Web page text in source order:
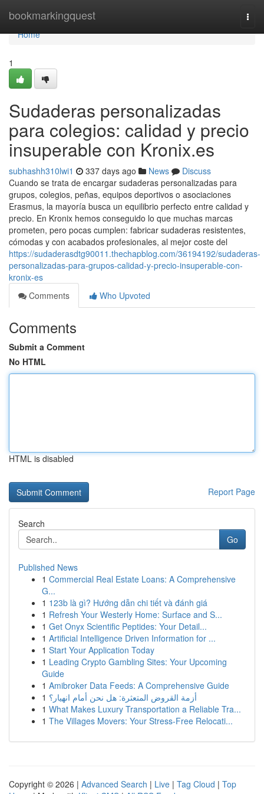
bookmarkingquest
Home
Home
1
Sudaderas personalizadas
para colegios: calidad y precio
insuperable con Kronix.es
subhashh310lwi1 337 days ago News
Discuss
Cuando se trata de encargar sudaderas personalizadas para
grupos, colegios, peñas, equipos deportivos o asociaciones
Erasmus, la mayoría busca un equilibrio perfecto entre calidad y
precio. En Kronix hemos conseguido lo que muchas marcas
prometen, pero pocas cumplen: fabricar sudaderas resistentes,
cómodas y con acabados profesionales, al mejor coste del
https://sudaderasdtg90011.thechapblog.com/36194192/sudaderas-
personalizadas-para-grupos-calidad-y-precio-insuperable-con-
kronix-es
Comments
Who Upvoted
Comments
Submit a Comment
No HTML
HTML is disabled
Report Page
Search
Go
Published News
1 Commercial Real Estate Loans: A Comprehensive
G...
1 123b là gì? Hướng dẫn chi tiết và đánh giá
1 Refresh Your Westerly Home: Surface and S...
1 Get Onyx Scientific Peptides: Your Detail...
1 Artificial Intelligence Driven Information for ...
1 Start Your Application Today
1 Leading Crypto Gambling Sites: Your Upcoming
Guide
1 Amibroker Data Feeds: A Comprehensive Guide
1 أزمة القروض المتعثرة: هل نحن أمام انهيار؟
1 What Makes Luxury Transportation a Reliable Tra...
1 The Villages Movers: Your Stress-Free Relocati...
Copyright © 2026 | Advanced Search | Live | Tag Cloud | Top